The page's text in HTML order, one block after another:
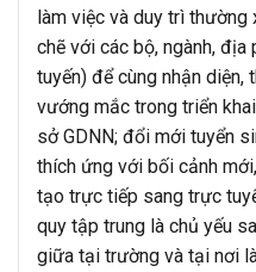
làm việc và duy trì thường
chẽ với các bộ, ngành,
tuyến) để cùng nhận diện,
vướng mắc trong triển
sở GDNN; đổi mới tuyển
thích ứng với bối cảnh
tạo trực tiếp sang trực
quy tập trung là chủ yếu
giữa tại trường và tại nơi